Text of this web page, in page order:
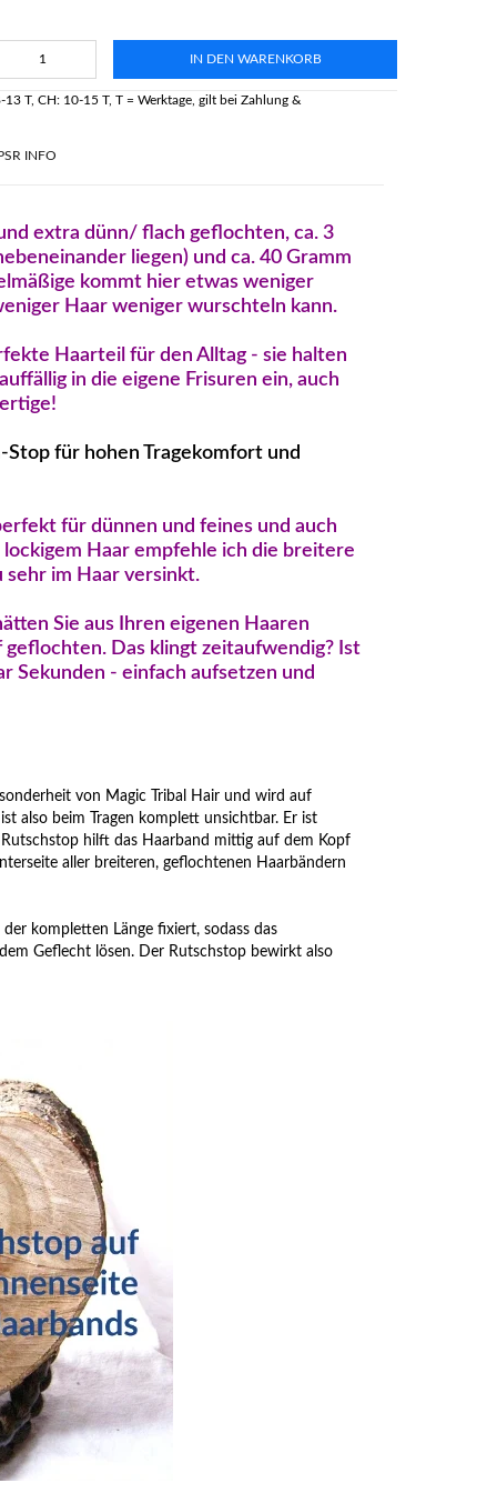
IN DEN WARENKORB
T, CH: 10-15 T, T = Werktage, gilt bei Zahlung &
INFO
extra dünn/ flach geflochten, ca. 3
liegen) und ca. 40 Gramm
kommt hier etwas weniger
Haar weniger wurschteln kann.
Haarteil für den Alltag - sie halten
in die eigene Frisuren ein, auch
Stop für hohen Tragekomfort und
für dünnen und feines und auch
Haar empfehle ich die breitere
sehr im Haar versinkt.
Sie aus Ihren eigenen Haaren
Das klingt zeitaufwendig? Ist
Sekunden - einfach aufsetzen und
von Magic Tribal Hair und wird auf
also beim Tragen komplett unsichtbar. Er ist
hilft das Haarband mittig auf dem Kopf
aller breiteren, geflochtenen Haarbändern
kompletten Länge fixiert, sodass das
Geflecht lösen. Der Rutschstop bewirkt also